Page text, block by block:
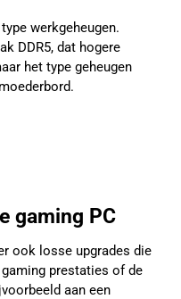
werkgeheugen.
DDR5, dat hogere
het type geheugen
gaming PC
ook losse upgrades die
prestaties of de
aan een